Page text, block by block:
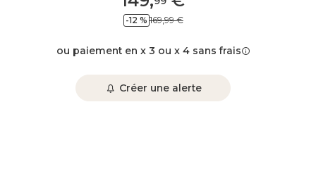
-12 % 169,99 €
ou paiement en x 3 ou x 4 sans frais
Créer une alerte